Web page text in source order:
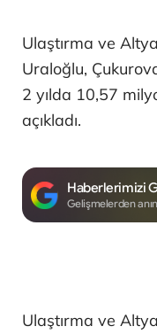
Ulaştırma ve
Uraloğlu,
2 yılda 10,57
açıkladı.
Haberlerimizi
Gelişmelerden
Ulaştırma ve